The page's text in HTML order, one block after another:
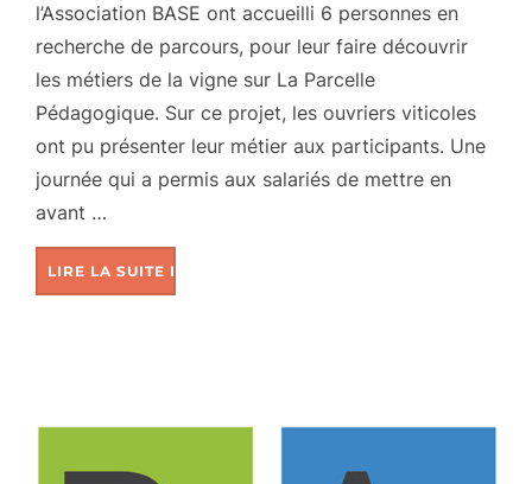
l’Association BASE ont accueilli 6 personnes en
recherche de parcours, pour leur faire découvrir
les métiers de la vigne sur La Parcelle
Pédagogique. Sur ce projet, les ouvriers viticoles
ont pu présenter leur métier aux participants. Une
journée qui a permis aux salariés de mettre en
avant …
LIRE LA SUITE DE